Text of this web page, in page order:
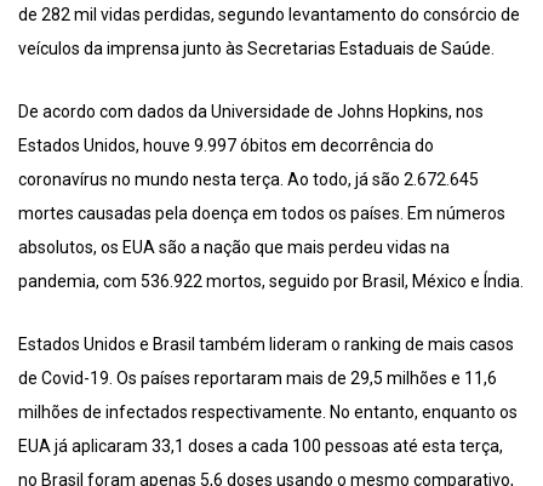
de 282 mil vidas perdidas, segundo levantamento do consórcio de
veículos da imprensa junto às Secretarias Estaduais de Saúde.
De acordo com dados da Universidade de Johns Hopkins, nos
Estados Unidos, houve 9.997 óbitos em decorrência do
coronavírus no mundo nesta terça. Ao todo, já são 2.672.645
mortes causadas pela doença em todos os países. Em números
absolutos, os EUA são a nação que mais perdeu vidas na
pandemia, com 536.922 mortos, seguido por Brasil, México e Índia.
Estados Unidos e Brasil também lideram o ranking de mais casos
de Covid-19. Os países reportaram mais de 29,5 milhões e 11,6
milhões de infectados respectivamente. No entanto, enquanto os
EUA já aplicaram 33,1 doses a cada 100 pessoas até esta terça,
no Brasil foram apenas 5,6 doses usando o mesmo comparativo,